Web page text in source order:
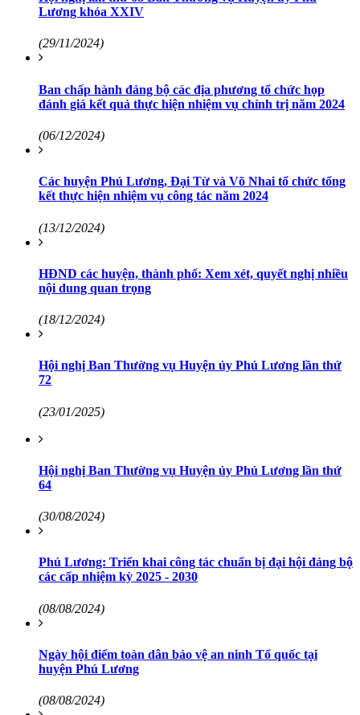
Lương khóa XXIV
(29/11/2024)
Ban chấp hành đảng bộ các địa phương tổ chức họp
đánh giá kết quả thực hiện nhiệm vụ chính trị năm 2024
(06/12/2024)
Các huyện Phú Lương, Đại Từ và Võ Nhai tổ chức tổng
kết thực hiện nhiệm vụ công tác năm 2024
(13/12/2024)
HĐND các huyện, thành phố: Xem xét, quyết nghị nhiều
nội dung quan trọng
(18/12/2024)
Hội nghị Ban Thường vụ Huyện ủy Phú Lương lần thứ
72
(23/01/2025)
Hội nghị Ban Thường vụ Huyện ủy Phú Lương lần thứ
64
(30/08/2024)
Phú Lương: Triển khai công tác chuẩn bị đại hội đảng bộ
các cấp nhiệm kỳ 2025 - 2030
(08/08/2024)
Ngày hội điểm toàn dân bảo vệ an ninh Tổ quốc tại
huyện Phú Lương
(08/08/2024)